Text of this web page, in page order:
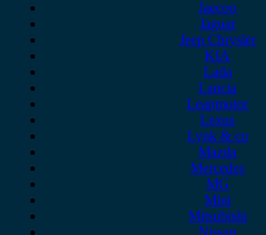
Jaecoo
Jaguar
Jeep Chrysler
KIA
Lada
Lancia
Leapmotor
Lexus
Lynk & co
Mazda
Mercedes
MG
Mini
Mitsubishi
Nissan